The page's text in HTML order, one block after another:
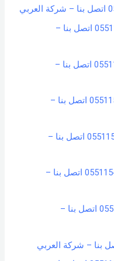
شركة تنظيف سجاد بسكاكا – 0551154864 اتصل بنا –
شركة تنظيف منازل بسكاكا – 0551154864 اتصل بنا –
شركة تنظيف خزانات بسكاكا – 0551154864 اتصل بنا –
شركة تنظيف مكيفات بسكاكا – 0551154864 اتصل بنا –
شركة مكافحة حشرات بسكاكا – 0551154864 اتصل بنا –
شركة رش مبيدات بسكاكا – 0551154864 اتصل بنا –